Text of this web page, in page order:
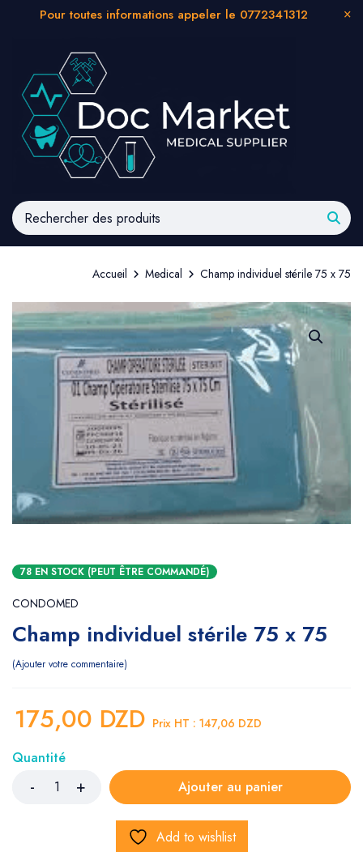
Pour toutes informations appeler le 0772341312
Accueil Medical Champ individuel stérile 75 x 75
78 EN STOCK (PEUT ÊTRE COMMANDÉ)
CONDOMED
Champ individuel stérile 75 x 75
Ajouter votre commentaire
175,00 DZD Prix HT : 147,06 DZD
Quantité
Ajouter au panier
Add to wishlist